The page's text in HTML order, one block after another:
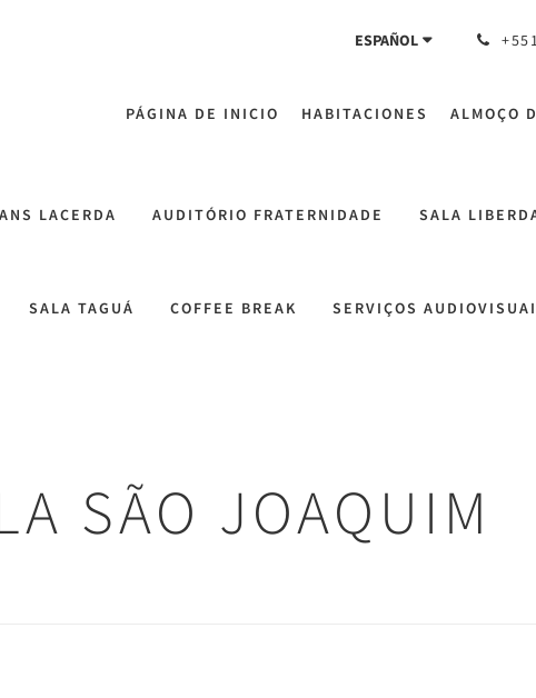
ESPAÑOL
PÁGINA DE INICIO HABITACIONES ALMOÇO
LACERDA AUDITÓRIO FRATERNIDADE SALA
SALA TAGUÁ COFFEE BREAK SERVIÇOS
SÃO JOAQUIM